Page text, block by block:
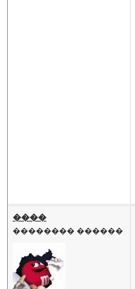
����
�������� ������